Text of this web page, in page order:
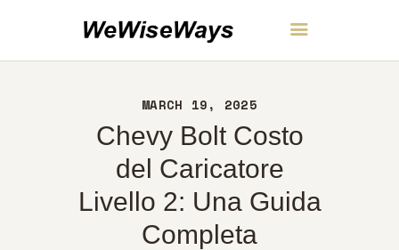
MARCH 19, 2025
Chevy Bolt Costo
del Caricatore
Livello 2: Una Guida
Completa
WeWiseWays
INFORMAZIONI
CONTATTI
POLITICA
ITALIANO